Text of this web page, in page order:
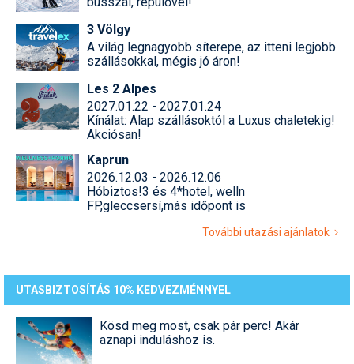
3 Völgy
A világ legnagyobb síterepe, az itteni legjobb
szállásokkal, mégis jó áron!
Les 2 Alpes
2027.01.22 - 2027.01.24
Kínálat: Alap szállásoktól a Luxus chaletekig!
Akciósan!
Kaprun
2026.12.03 - 2026.12.06
Hóbiztos!3 és 4*hotel, welln
FP,gleccsersí,más időpont is
További utazási ajánlatok
UTASBIZTOSÍTÁS 10% KEDVEZMÉNNYEL
Kösd meg most, csak pár perc! Akár
aznapi induláshoz is.